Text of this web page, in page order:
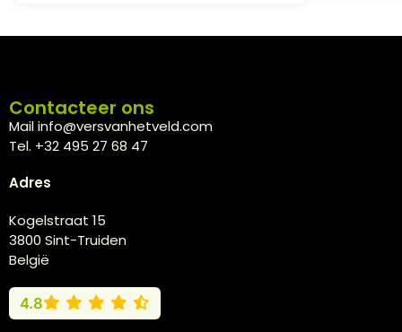
Contacteer ons
Mail info@versvanhetveld.com
Tel. +32 495 27 68 47
Adres
Kogelstraat 15
3800 Sint-Truiden
België
4.8